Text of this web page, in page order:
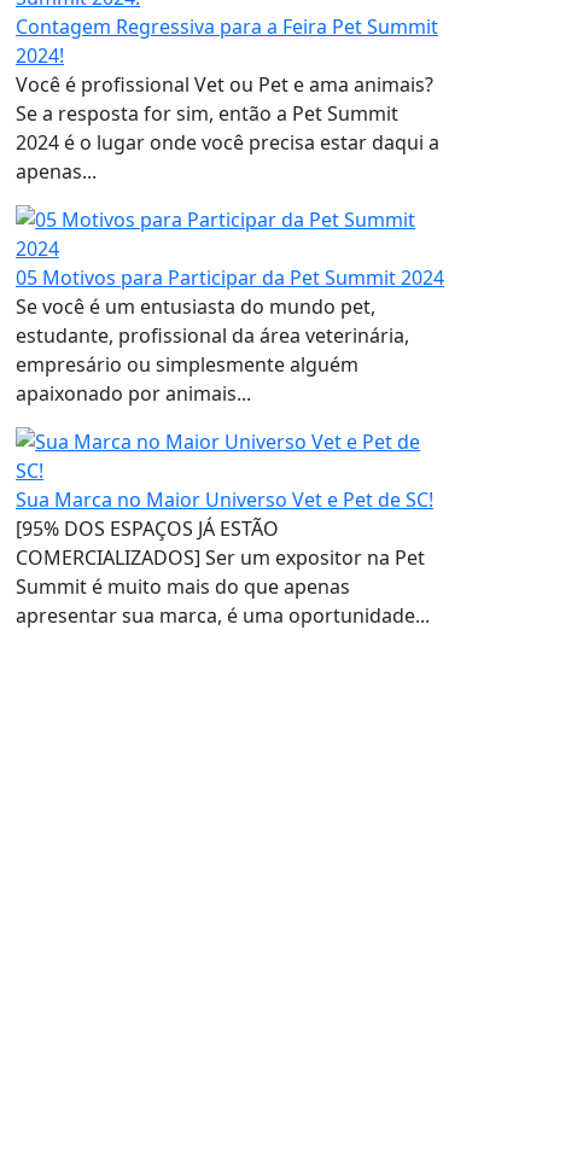
Contagem Regressiva para a Feira Pet Summit
2024!
Você é profissional Vet ou Pet e ama animais?
Se a resposta for sim, então a Pet Summit
2024 é o lugar onde você precisa estar daqui a
apenas...
05 Motivos para Participar da Pet Summit 2024
Se você é um entusiasta do mundo pet,
estudante, profissional da área veterinária,
empresário ou simplesmente alguém
apaixonado por animais...
Sua Marca no Maior Universo Vet e Pet de SC!
[95% DOS ESPAÇOS JÁ ESTÃO
COMERCIALIZADOS] Ser um expositor na Pet
Summit é muito mais do que apenas
apresentar sua marca, é uma oportunidade...